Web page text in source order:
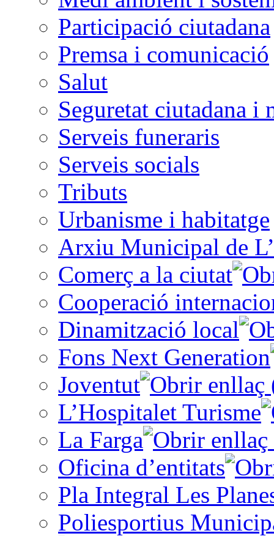
Participació ciutadana
Premsa i comunicació
Salut
Seguretat ciutadana i
Serveis funeraris
Serveis socials
Tributs
Urbanisme i habitatge
Arxiu Municipal de
Comerç a la ciutat
Cooperació
Dinamització local
Fons Next Generation
Joventut
L’Hospitalet Turisme
La Farga
Oficina d’entitats
Pla Integral Les
Poliesportius